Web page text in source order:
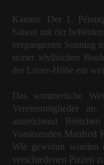
Kamen. Der 1.
Saison mit der
vergangenen Sonntag
seiner idyllischen
der Lüner-Höhe ein
Das sommerliche
Vereinsmitglieder
ausreichend
Vorsitzenden Manfred
Wie gewohnt wurden
verschiedenen Pizzen